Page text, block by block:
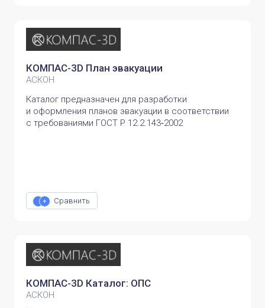
КОМПАС-3D План эвакуации
АСКОН
Каталог предназначен для разработки
и оформления планов эвакуации в соответствии
с требованиями ГОСТ Р 12.2.143‑2002
Сравнить
КОМПАС-3D Каталог: ОПС
АСКОН